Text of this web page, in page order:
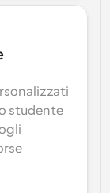
studente